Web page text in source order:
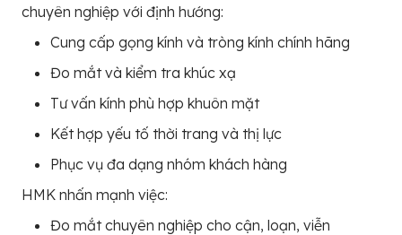
chuyên nghiệp với định hướng:
Cung cấp gọng kính và tròng kính chính hãng
Đo mắt và kiểm tra khúc xạ
Tư vấn kính phù hợp khuôn mặt
Kết hợp yếu tố thời trang và thị lực
Phục vụ đa dạng nhóm khách hàng
HMK nhấn mạnh việc:
Đo mắt chuyên nghiệp cho cận, loạn, viễn